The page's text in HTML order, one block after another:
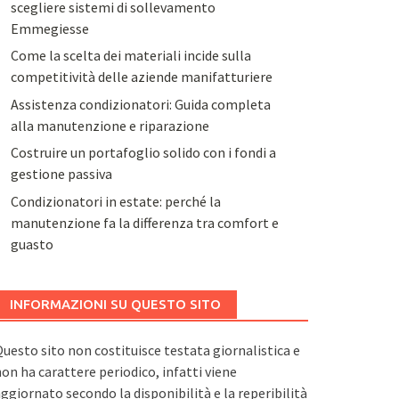
scegliere sistemi di sollevamento
Emmegiesse
Come la scelta dei materiali incide sulla
competitività delle aziende manifatturiere
Assistenza condizionatori: Guida completa
alla manutenzione e riparazione
Costruire un portafoglio solido con i fondi a
gestione passiva
Condizionatori in estate: perché la
manutenzione fa la differenza tra comfort e
guasto
INFORMAZIONI SU QUESTO SITO
sito non costituisce testata giornalistica e
ha carattere periodico, infatti viene
secondo la disponibilità e la reperibilità